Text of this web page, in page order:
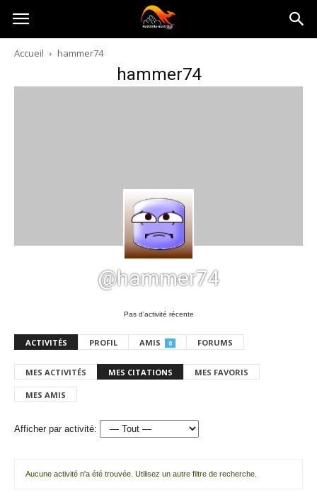
Australia-
australie.com
Accueil hammer74
hammer74
@hammer74
Pas d’activité récente
ACTIVITÉS PROFIL AMIS 0 FORUMS
MES ACTIVITÉS MES CITATIONS MES FAVORIS
MES AMIS
Afficher par activité:
Aucune activité n'a été trouvée. Utilisez un autre filtre de recherche.